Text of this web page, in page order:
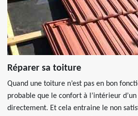
Réparer sa toiture
Quand une toiture n’est pas en bon
probable que le confort à l’intérieur
directement. Et cela entraine le non